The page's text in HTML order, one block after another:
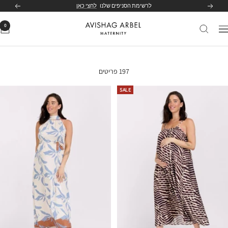
הקודם לרשימת הסניפים שלנו לחצי כאן הבא
ניווט
Avishag
0
197 פריטים
SALE